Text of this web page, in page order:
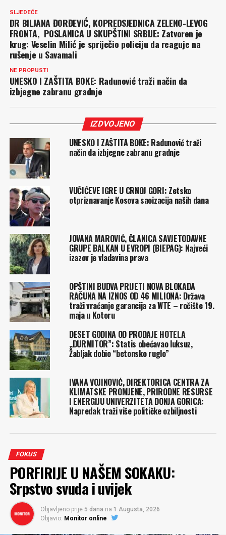
SLJEDEĆE
DR BILJANA ĐORĐEVIĆ, KOPREDSJEDNICA ZELENO-LEVOG
FRONTA, POSLANICA U SKUPŠTINI SRBIJE: Zatvoren je
krug: Veselin Milić je spriječio policiju da reaguje na
rušenje u Savamali
NE PROPUSTI
UNESKO I ZAŠTITA BOKE: Radunović traži način da
izbjegne zabranu gradnje
IZDVOJENO
UNESKO I ZAŠTITA BOKE: Radunović traži
način da izbjegne zabranu gradnje
VUČIĆEVE IGRE U CRNOJ GORI: Zetsko
otpriznavanje Kosova saoizacija naših dana
JOVANA MAROVIĆ, ČLANICA SAVJETODAVNE
GRUPE BALKAN U EVROPI (BIEPAG): Najveći
izazov je vladavina prava
OPŠTINI BUDVA PRIJETI NOVA BLOKADA
RAČUNA NA IZNOS OD 46 MILIONA: Država
traži vraćanje garancija za WTE – ročište 19.
maja u Kotoru
DESET GODINA OD PRODAJE HOTELA
„DURMITOR”: Statis obećavao luksuz,
Žabljak dobio “betonsko ruglo”
IVANA VOJINOVIĆ, DIREKTORICA CENTRA ZA
KLIMATSKE PROMJENE, PRIRODNE RESURSE
I ENERGIJU UNIVERZITETA DONJA GORICA:
Napredak traži više političke ozbiljnosti
FOKUS
PORFIRIJE U NAŠEM SOKAKU:
Srpstvo svuda i uvijek
Objavljeno prije 5 dana na 1 Augusta, 2026
Objavio: Monitor online